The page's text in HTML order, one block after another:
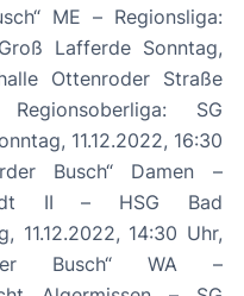
Sonntag,
Ottenroder Straße
Damen –
WA –